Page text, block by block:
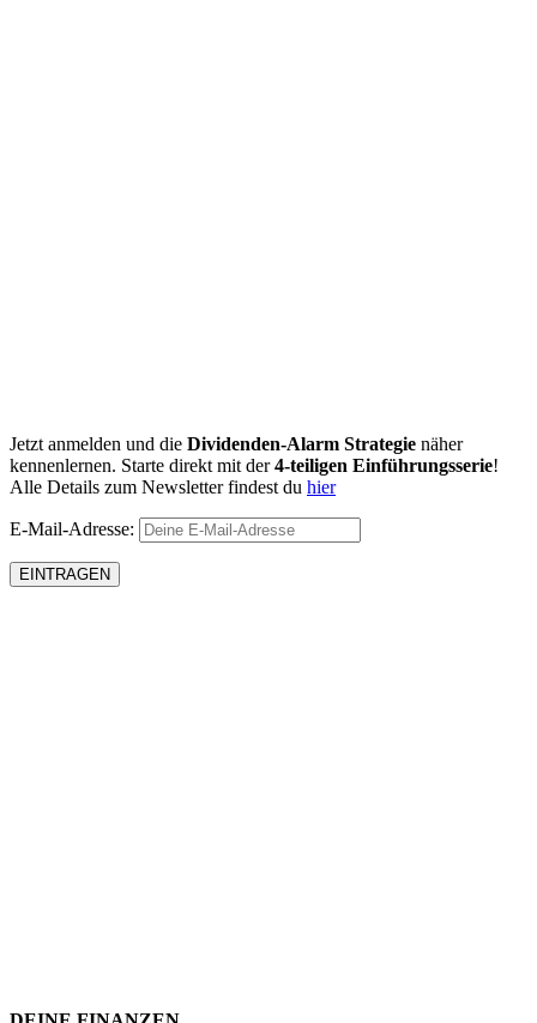
Jetzt anmelden und die Dividenden-Alarm Strategie näher
kennenlernen. Starte direkt mit der4-teiligen Einführungsserie!
Alle Details zum Newsletter findest du hier
E-Mail-Adresse: